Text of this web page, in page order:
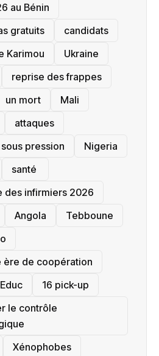
au Bénin
gratuits
candidats
Karimou
Ukraine
reprise des frappes
un mort
Mali
attaques
pression
‎Nigeria
santé ‎
des infirmiers 2026
Angola
Tebboune
ère de coopération
16 pick-up
le contrôle
‎Xénophobes